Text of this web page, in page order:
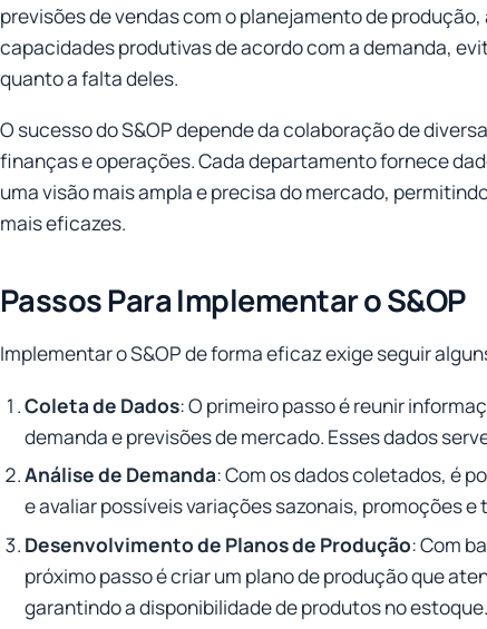
previsões de vendas com o planejamento de
capacidades produtivas de acordo com a demanda,
quanto a falta deles.
O sucesso do S&OP depende da colaboração de
finanças e operações. Cada departamento fornece
uma visão mais ampla e precisa do mercado,
mais eficazes.
Passos Para Implementar o S&OP
Implementar o S&OP de forma eficaz exige seguir
Coleta de Dados: O primeiro passo é reunir
demanda e previsões de mercado. Esses dados
Análise de Demanda: Com os dados coletados, é
e avaliar possíveis variações sazonais, promoções
Desenvolvimento de Planos de Produção: Com
próximo passo é criar um plano de produção que
garantindo a disponibilidade de produtos no estoque.